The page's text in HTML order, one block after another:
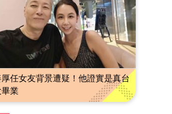
任女友背景遭疑！他證實是真台
畢業